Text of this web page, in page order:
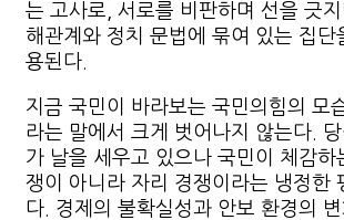
는 고사로, 서로를 비판하며 선을 긋지
해관계와 정치 문법에 묶여 있는 집단
용된다.
지금 국민이 바라보는 국민의힘의 모
라는 말에서 크게 벗어나지 않는다.
가 날을 세우고 있으나 국민이 체감하
쟁이 아니라 자리 경쟁이라는 냉정한
다. 경제의 불확실성과 안보 환경의